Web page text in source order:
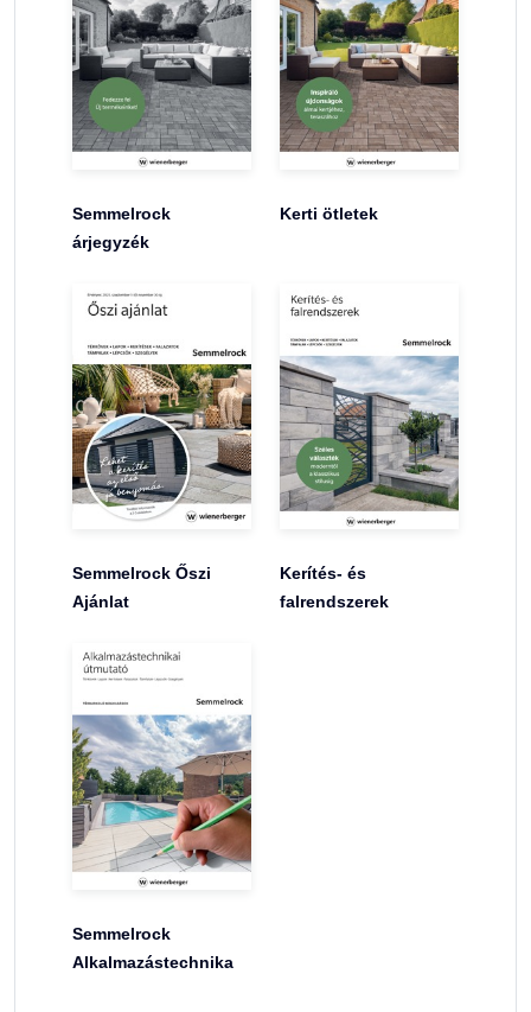
Semmelrock
árjegyzék
Kerti ötletek
Semmelrock Őszi
Ajánlat
Kerítés- és
falrendszerek
Semmelrock
Alkalmazástechnika